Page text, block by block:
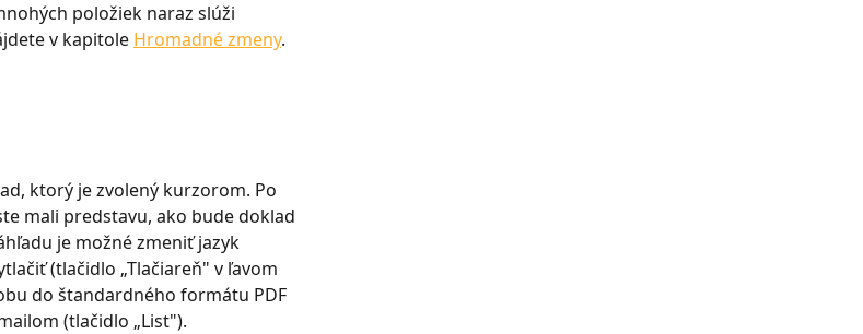
položiek naraz slúži
v kapitole Hromadné zmeny.
ktorý je zvolený kurzorom. Po
mali predstavu, ako bude doklad
je možné zmeniť jazyk
(tlačidlo „Tlačiareň" v ľavom
do štandardného formátu PDF
(tlačidlo „List").